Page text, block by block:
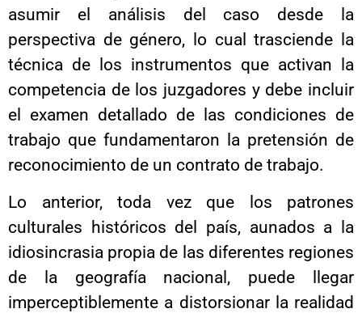
asumir el análisis del caso desde la
perspectiva de género, lo cual trasciende la
técnica de los instrumentos que activan la
competencia de los juzgadores y debe incluir
el examen detallado de las condiciones de
trabajo que fundamentaron la pretensión de
reconocimiento de un contrato de trabajo.
Lo anterior, toda vez que los patrones
culturales históricos del país, aunados a la
idiosincrasia propia de las diferentes regiones
de la geografía nacional, puede llegar
imperceptiblemente a distorsionar la realidad